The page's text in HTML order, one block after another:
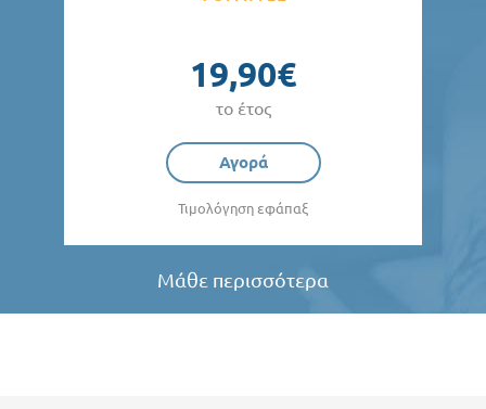
19,90€
το έτος
Αγορά
Τιμολόγηση εφάπαξ
Μάθε περισσότερα